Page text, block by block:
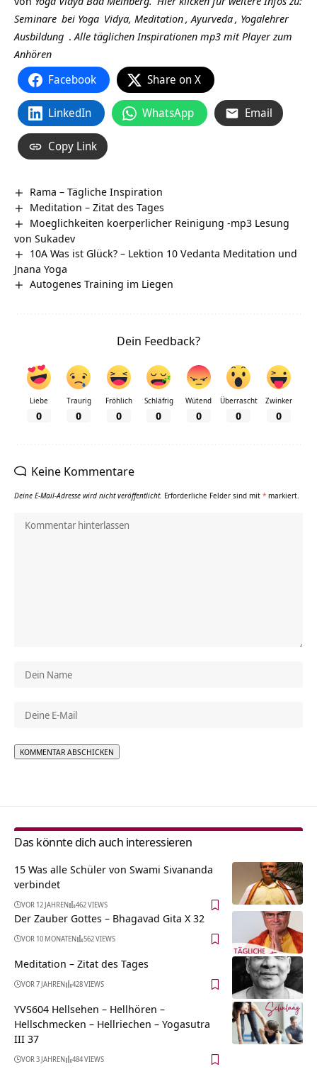
Seminare bei Yoga Vidya, Meditation,Ayurveda, Yogalehrer
Ausbildung .Alle täglichen Inspirationen mp3 mit Player zum
Anhören
Facebook Share on X
LinkedIn WhatsApp Email
Copy Link
Rama – Tägliche Inspiration
Meditation – Zitat des Tages
Moeglichkeiten koerperlicher Reinigung -mp3 Lesung
von Sukadev
10A Was ist Glück? – Lektion 10 Vedanta Meditation und
Jnana Yoga
Autogenes Training im Liegen
Dein Feedback?
Liebe
0
Traurig
0
Fröhlich
0
Schläfrig
0
Wütend
0
Überrascht
0
Zwinker
0
Keine Kommentare
Deine E-Mail-Adresse wird nicht veröffentlicht. Erforderliche Felder sind mit * markiert.
Das könnte dich auch interessieren
15 Was alle Schüler von Swami Sivananda
verbindet
VOR 12 JAHREN 462 VIEWS
Der Zauber Gottes – Bhagavad Gita X 32
VOR 10 MONATEN 562 VIEWS
Meditation – Zitat des Tages
VOR 7 JAHREN 428 VIEWS
YVS604 Hellsehen – Hellhören –
Hellschmecken – Hellriechen – Yogasutra
III 37
VOR 3 JAHREN 484 VIEWS